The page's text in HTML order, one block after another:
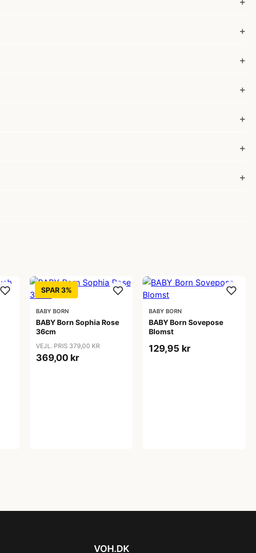
SPAR 3%
BABY BORN
BABY Born Sophia Rose
36cm
VEJL. PRIS 379,00 KR
369,00 kr
BABY BORN
BABY Born Sovepose
Blomst
129,95 kr
VOH.DK